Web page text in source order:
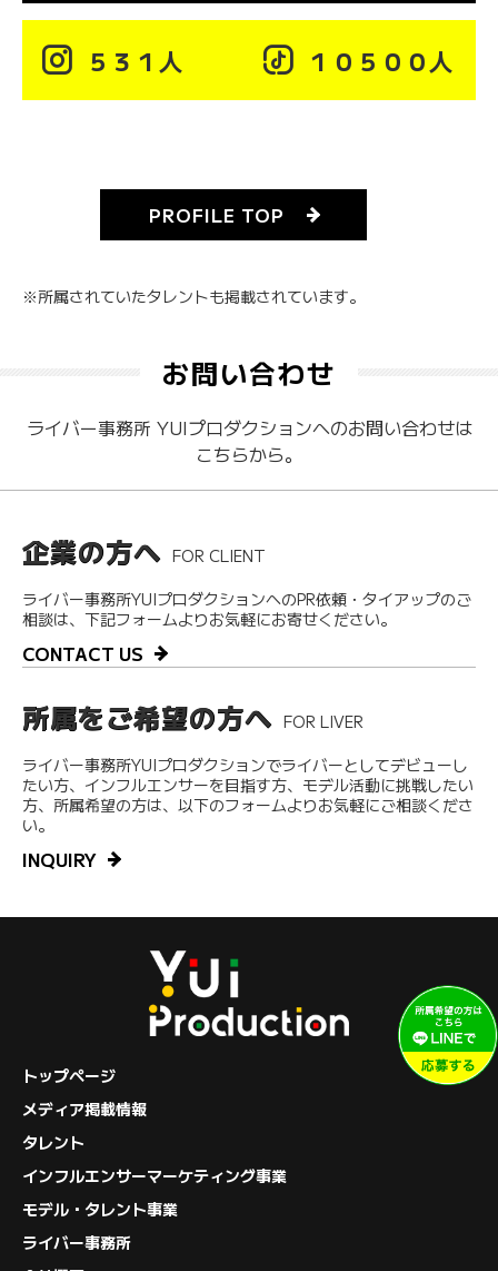
 ５３１人  １０５００人
PROFILE TOP
※所属されていたタレントも掲載されています。
お問い合わせ
ライバー事務所 YUIプロダクションへのお問い合わせは
こちらから。
企業の方へ FOR CLIENT
ライバー事務所YUIプロダクションへのPR依頼・タイアップのご
相談は、下記フォームよりお気軽にお寄せください。
CONTACT US
所属をご希望の方へ FOR LIVER
ライバー事務所YUIプロダクションでライバーとしてデビューし
たい方、インフルエンサーを目指す方、モデル活動に挑戦したい
方、所属希望の方は、以下のフォームよりお気軽にご相談くださ
い。
INQUIRY
トップページ
メディア掲載情報
タレント
インフルエンサーマーケティング事業
モデル・タレント事業
ライバー事務所